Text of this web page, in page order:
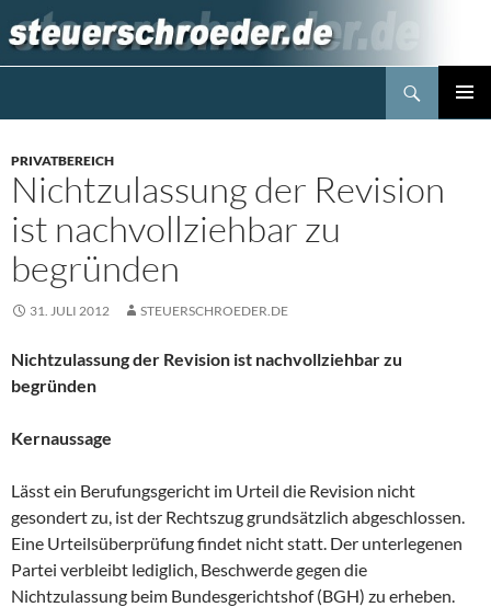
Inhalt
springen
PRIVATBEREICH
Nichtzulassung der Revision
ist nachvollziehbar zu
begründen
31. JULI 2012 STEUERSCHROEDER.DE
Nichtzulassung der Revision ist nachvollziehbar zu
begründen
Kernaussage
Lässt ein Berufungsgericht im Urteil die Revision nicht
gesondert zu, ist der Rechtszug grundsätzlich abgeschlossen.
Eine Urteilsüberprüfung findet nicht statt. Der unterlegenen
Partei verbleibt lediglich, Beschwerde gegen die
Nichtzulassung beim Bundesgerichtshof (BGH) zu erheben.